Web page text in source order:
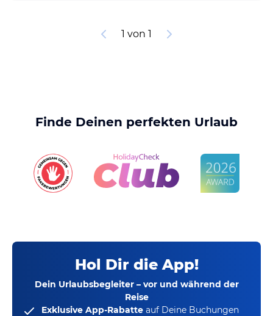
1 von 1
Finde Deinen perfekten Urlaub
Hol Dir die App!
Dein Urlaubsbegleiter – vor und während der
Reise
Exklusive App-Rabatte auf Deine Buchungen